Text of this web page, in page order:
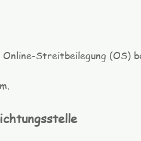
Online-Streitbeilegung (OS)